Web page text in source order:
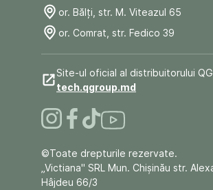
or. Bălți, str. M. Viteazul 65
or. Comrat, str. Fedico 39
Site-ul oficial al distribuitorului
tech.qgroup.md
©Toate drepturile rezervate.
„Victiana" SRL Mun. Chişinău str.
Hâjdeu 66/3